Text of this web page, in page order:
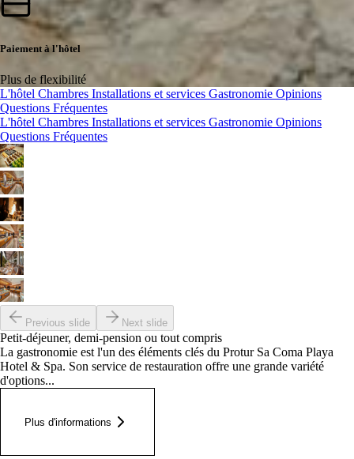
Paiement à l'hôtel
Plus de flexibilité
L'hôtel Chambres Installations et services Gastronomie Opinions
Questions Fréquentes
L'hôtel Chambres Installations et services Gastronomie Opinions
Questions Fréquentes
Previous slide Next slide
Petit-déjeuner, demi-pension ou tout compris
La gastronomie est l'un des éléments clés du Protur Sa Coma Playa
Hotel & Spa. Son service de restauration offre une grande variété
d'options...
Plus d'informations